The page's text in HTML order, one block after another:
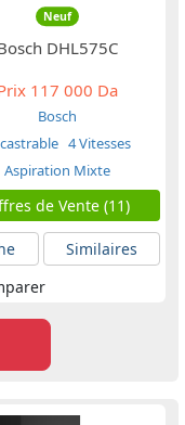
Neuf
DHL575C
117 000 Da
Bosch
4 Vitesses
Aspiration Mixte
de Vente (11)
Similaires